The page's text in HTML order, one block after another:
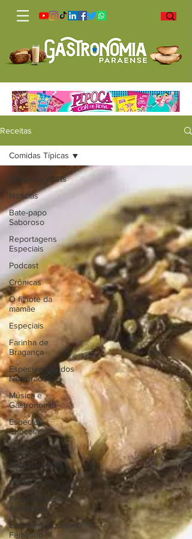
Receitas
Todos os posts
Notícias
Bate-papo
Saboroso
Reportagens
Especiais
Podcast
Crônicas
O filhote da
mamãe
Especiais
Farinha de
Bragança
Especiais Dia dos
Namorados
Música e
Gastronomia
Especial
Chocolate
Lives
Tour pelo Pará
GP Te Ensina
Personalidades
Paraenses
Empreendedorismo
Feminino
Comidas Típicas